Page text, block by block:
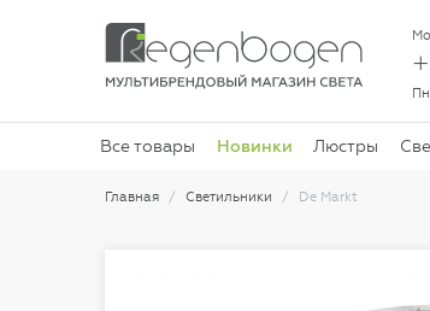
Все товары Новинки Люстры
Главная Светильники De Markt